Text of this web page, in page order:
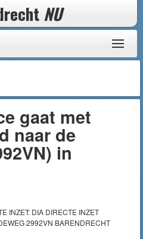
NU
gaat met
naar de
in
INZET: DIA DIRECTE INZET
2992VN BARENDRECHT